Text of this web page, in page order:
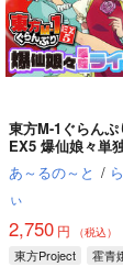
東方M-1ぐらんぷ
EX5 爆仙娘々単
イブ！
あ～るの～と /
ぃ
2,750 円 （税込）
東方Project
霍青